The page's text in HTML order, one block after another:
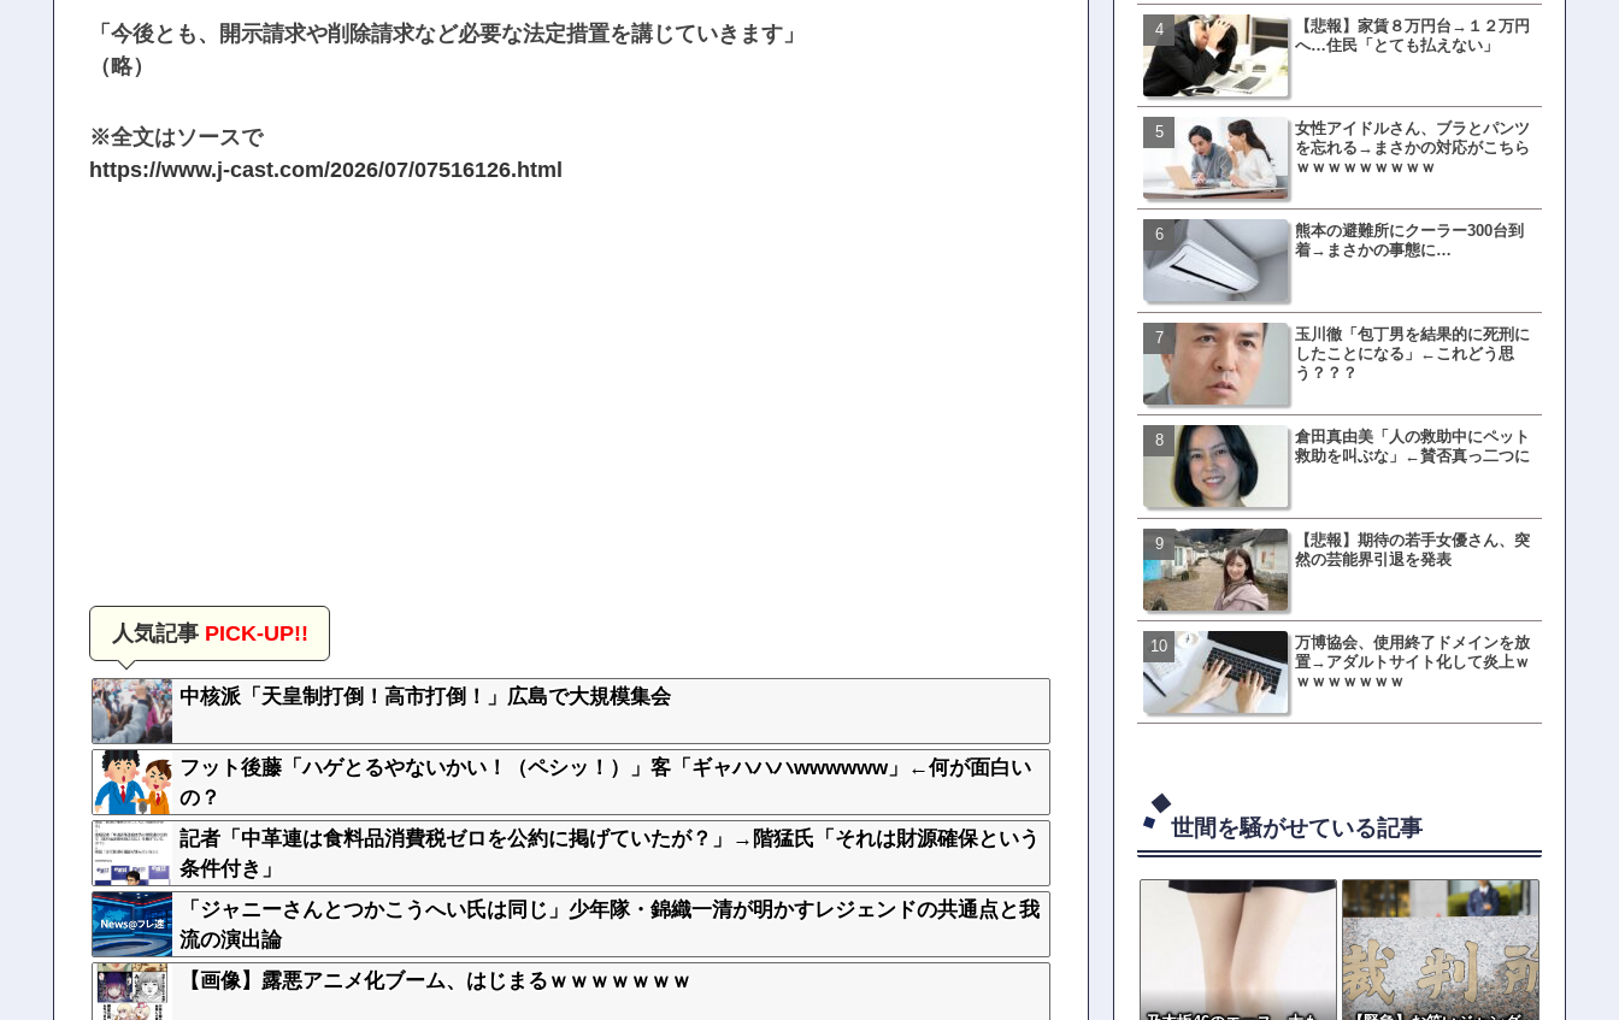
「今後とも、開示請求や削除請求など必要な法定措置を講じていきます」
（略）
※全文はソースで
https://www.j-cast.com/2026/07/07516126.html
人気記事PICK-UP!!
中核派「天皇制打倒！高市打倒！」広島で大規模集会
フット後藤「ハゲとるやないかい！（ペシッ！）」客「ギャハハハwwwwww」←何が面白い
の？
記者「中革連は食料品消費税ゼロを公約に掲げていたが？」→階猛氏「それは財源確保という
条件付き」
「ジャニーさんとつかこうへい氏は同じ」少年隊・錦織一清が明かすレジェンドの共通点と我
流の演出論
【画像】露悪アニメ化ブーム、はじまるｗｗｗｗｗｗｗ
【悲報】家賃８万円台→１２万円
へ…住民「とても払えない」
女性アイドルさん、ブラとパンツ
を忘れる→まさかの対応がこちら
ｗｗｗｗｗｗｗｗｗ
熊本の避難所にクーラー300台到
着→まさかの事態に…
玉川徹「包丁男を結果的に死刑に
したことになる」←これどう思
う？？？
倉田真由美「人の救助中にペット
救助を叫ぶな」←賛否真っ二つに
【悲報】期待の若手女優さん、突
然の芸能界引退を発表
万博協会、使用終了ドメインを放
置→アダルトサイト化して炎上ｗ
ｗｗｗｗｗｗｗ
文春、沖縄問題の"触れては
ない話"を暴露してしまうｗ
ランサムウェア攻撃を受け
レイ、わずか10日で復旧し
がこちら
福岡テレビ局にとんでもな
アナが入社してしまうｗｗｗ
【衝撃】三笘が事故った時
てた車ってさ…←これw w
有吉「うまくても絶対に行
ない店」がこちら…ネット
母親「息子の借りた本が心
真をSNS投稿→司書らから
元TOKIO山口達也、家賃3.4
の新居を公開ｗｗｗｗｗｗ
世間を騒がせている記事